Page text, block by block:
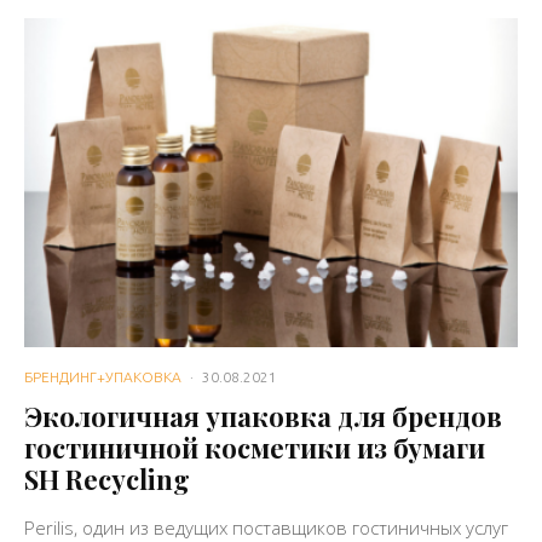
БРЕНДИНГ+УПАКОВКА · 30.08.2021
Экологичная упаковка для брендов
гостиничной косметики из бумаги
SH Recycling
Perilis, один из ведущих поставщиков гостиничных услуг